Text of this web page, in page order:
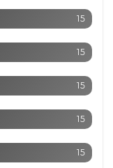
15
15
15
15
15